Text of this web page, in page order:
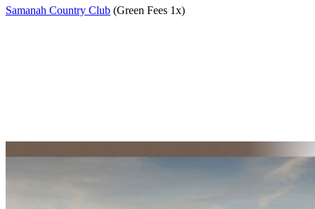
Samanah Country Club (Green Fees 1x)